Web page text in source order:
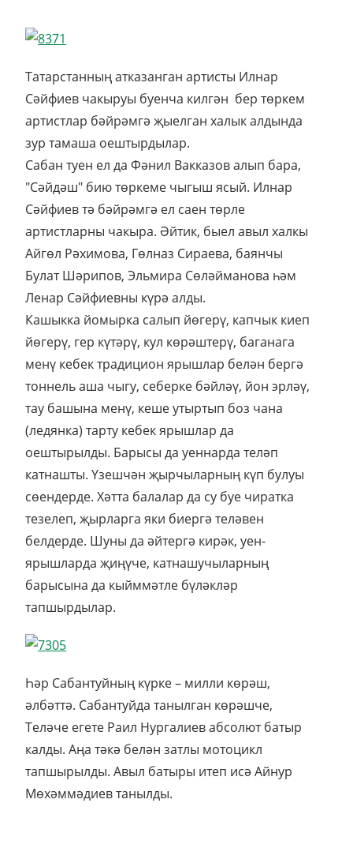
Татарстанның атказанган артисты Илнар
Сәйфиев чакыруы буенча килгән бер төркем
артистлар бәйрәмгә җыелган халык алдында
зур тамаша оештырдылар.
Сабан туен ел да Фәнил Вакказов алып бара,
"Сәйдәш" бию төркеме чыгыш ясый. Илнар
Сәйфиев тә бәйрәмгә ел саен төрле
артистларны чакыра. Әйтик, быел авыл халкы
Айгөл Рәхимова, Гөлназ Сираева, баянчы
Булат Шәрипов, Эльмира Сөләйманова һәм
Ленар Сәйфиевны күрә алды.
Кашыкка йомырка салып йөгерү, капчык киеп
йөгерү, гер күтәрү, кул көрәштерү, баганага
менү кебек традицион ярышлар белән бергә
тоннель аша чыгу, себерке бәйләү, йон эрләү,
тау башына менү, кеше утыртып боз чана
(ледянка) тарту кебек ярышлар да
оештырылды. Барысы да уеннарда теләп
катнашты. Үзешчән җырчыларның күп булуы
сөендерде. Хәтта балалар да су буе чиратка
тезелеп, җырларга яки биергә теләвен
белдерде. Шуны да әйтергә кирәк, уен-
ярышларда җиңүче, катнашучыларның
барысына да кыйммәтле бүләкләр
тапшырдылар.
Һәр Сабантуйның күрке – милли көрәш,
әлбәттә. Сабантуйда танылган көрәшче,
Теләче егете Раил Нургалиев абсолют батыр
калды. Аңа тәкә белән затлы мотоцикл
тапшырылды. Авыл батыры итеп исә Айнур
Мөхәммәдиев танылды.